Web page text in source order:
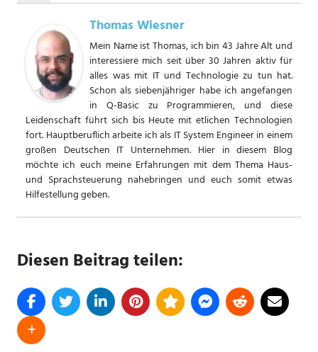
Thomas Wiesner
Mein Name ist Thomas, ich bin 43 Jahre Alt und
interessiere mich seit über 30 Jahren aktiv für
alles was mit IT und Technologie zu tun hat.
Schon als siebenjähriger habe ich angefangen
in Q-Basic zu Programmieren, und diese
Leidenschaft führt sich bis Heute mit etlichen Technologien
fort. Hauptberuflich arbeite ich als IT System Engineer in einem
großen Deutschen IT Unternehmen. Hier in diesem Blog
möchte ich euch meine Erfahrungen mit dem Thema Haus-
und Sprachsteuerung nahebringen und euch somit etwas
Hilfestellung geben.
Diesen Beitrag teilen: